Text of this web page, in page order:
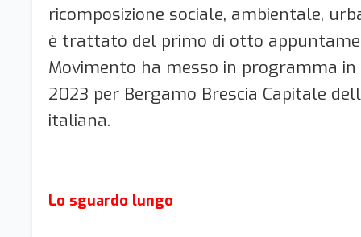
ricomposizione sociale, ambientale,
è trattato del primo di otto
Movimento ha messo in programma
2023 per Bergamo Brescia Capitale
italiana.
Lo sguardo lungo